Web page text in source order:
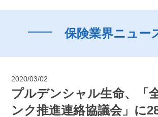
保険業界ニュー
2020/03/02
プルデンシャル生命、「
ンク推進連絡協議会」に